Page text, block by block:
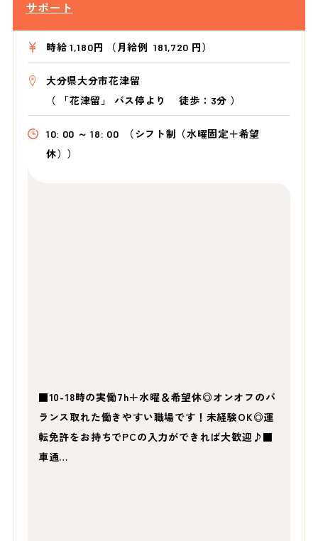
サポート
時給 1,180円 （月給例 181,720 円）
大分県大分市花津留
（
「花津留」 バス停より徒歩：3分 ）
10: 00 ～ 18: 00
（シフト制（水曜固定＋希望
休））
■10-18時の実働7h＋水曜＆希望休◎オンオフのバ
ランス取れた働きやすい職場です！未経験OK◎運
転免許をお持ちでPCの入力ができれば大歓迎♪■
車通…